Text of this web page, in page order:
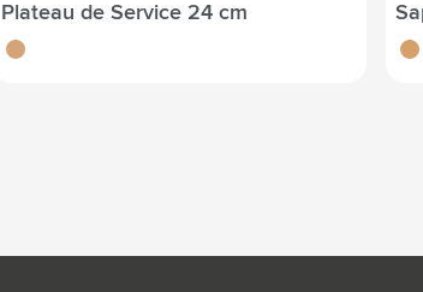
Plateau de Service 24 cm
brun